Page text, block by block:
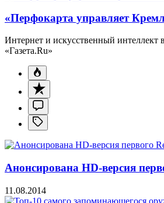
«Перфокарта управляет
Интернет и искусственный интеллект
«Газета.Ru»
Анонсирована HD-версия
11.08.2014